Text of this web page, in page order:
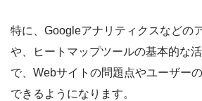
特に、Googleアナリティクスなどの
や、ヒートマップツールの基本的な
で、Webサイトの問題点やユーザー
できるようになります。